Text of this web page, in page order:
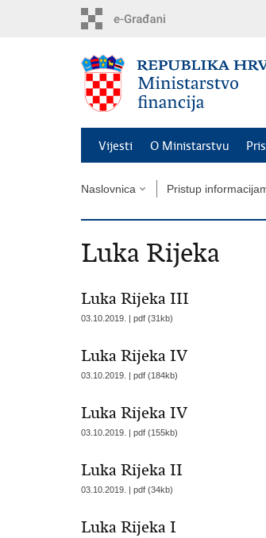
Vijesti O Ministarstvu
Naslovnica Pristup
Luka Rijeka
Luka Rijeka III
03.10.2019. | pdf (31kb)
Luka Rijeka IV
03.10.2019. | pdf (184kb)
Luka Rijeka IV
03.10.2019. | pdf (155kb)
Luka Rijeka II
03.10.2019. | pdf (34kb)
Luka Rijeka I